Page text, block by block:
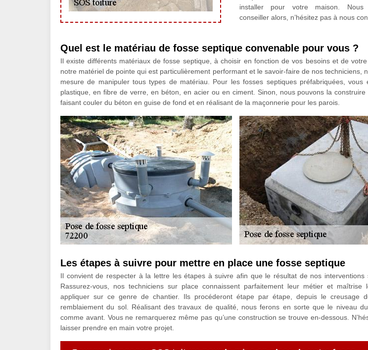
installer pour votre maison. Nous
conseiller alors, n’hésitez pas à nous
Quel est le matériau de fosse septique convenable pour vous ?
Il existe différents matériaux de fosse septique, à choisir en fonction de vos besoins et de
notre matériel de pointe qui est particulièrement performant et le savoir-faire de nos techniciens,
mesure de manipuler tous types de matériau. Pour les fosses septiques préfabriquées, vous
plastique, en fibre de verre, en béton, en acier ou en ciment. Sinon, nous pouvons la construire
faisant couler du béton en guise de fond et en réalisant de la maçonnerie pour les parois.
Les étapes à suivre pour mettre en place une fosse septique
Il convient de respecter à la lettre les étapes à suivre afin que le résultat de nos interventions
Rassurez-vous, nos techniciens sur place connaissent parfaitement leur métier et maîtrise
appliquer sur ce genre de chantier. Ils procéderont étape par étape, depuis le creusage
remblaiement du sol. Réalisant des travaux de qualité, nous ferons en sorte que le niveau
comme avant. Vous ne remarquerez même pas qu’une construction se trouve en-dessous.
laisser prendre en main votre projet.